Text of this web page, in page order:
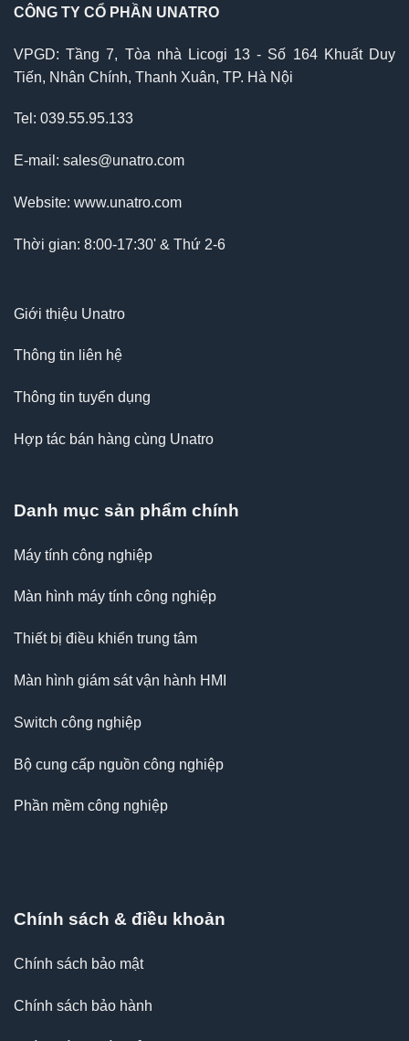
CÔNG TY CỔ PHẦN UNATRO
VPGD: Tầng 7, Tòa nhà Licogi 13 - Số 164 Khuất Duy
Tiến, Nhân Chính, Thanh Xuân, TP. Hà Nội
Tel: 039.55.95.133
E-mail: sales@unatro.com
Website: www.unatro.com
Thời gian: 8:00-17:30' & Thứ 2-6
Giới thiệu Unatro
Thông tin liên hệ
Thông tin tuyển dụng
Hợp tác bán hàng cùng Unatro
Danh mục sản phẩm chính
Máy tính công nghiệp
Màn hình máy tính công nghiệp
Thiết bị điều khiển trung tâm
Màn hình giám sát vận hành HMI
Switch công nghiệp
Bộ cung cấp nguồn công nghiệp
Phần mềm công nghiệp
Chính sách & điều khoản
Chính sách bảo mật
Chính sách bảo hành